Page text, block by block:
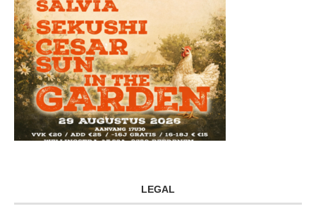
LEGAL